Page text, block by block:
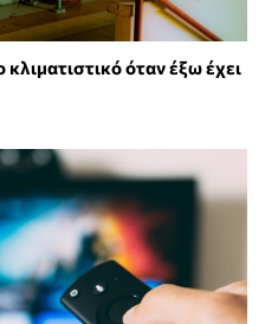
όταν έξω έχει